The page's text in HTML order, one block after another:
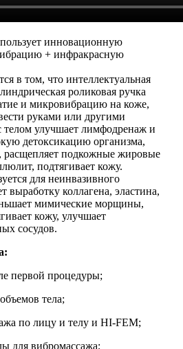
инновационную
+ инфракрасную
в том, что интеллектуальная
роликовая ручка
и микровибрацию на коже,
руками или другими
телом улучшает лимфодренаж и
детоксикацию организма,
подкожные жировые
подтягивает кожу.
для неинвазивного
коллагена, эластина,
мимические морщины,
кожу, улучшает
сосудов.
первой процедуры;
тела;
по лицу и телу и HI-FEM;
для вибромассажа;